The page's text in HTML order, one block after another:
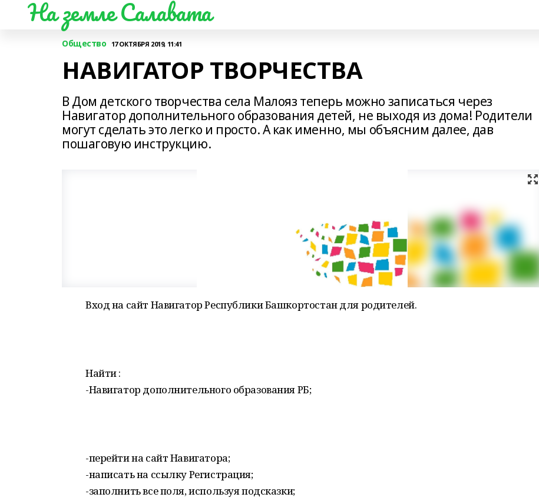
На земле Салавата
Общество 17 ОКТЯБРЯ 2019, 11:41
НАВИГАТОР ТВОРЧЕСТВА
В Дом детского творчества села Малояз теперь можно записаться через
Навигатор дополнительного образования детей, не выходя из дома! Родители
могут сделать это легко и просто. А как именно, мы объясним далее, дав
пошаговую инструкцию.
Вход на сайт Навигатор Республики Башкортостан для родителей.
Найти :
-Навигатор дополнительного образования РБ;
-перейти на сайт Навигатора;
-написать на ссылку Регистрация;
-заполнить все поля, используя подсказки;